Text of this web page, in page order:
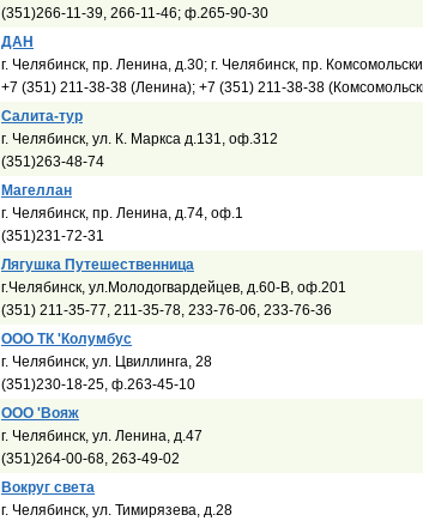
(351)266-11-39, 266-11-46; ф.265-90-30
ДАН
г. Челябинск, пр. Ленина, д.30; г. Челябинск, пр.
+7 (351) 211-38-38 (Ленина); +7 (351) 211-38-38
Салита-тур
г. Челябинск, ул. К. Маркса д.131, оф.312
(351)263-48-74
Магеллан
г. Челябинск, пр. Ленина, д.74, оф.1
(351)231-72-31
Лягушка Путешественница
г.Челябинск, ул.Молодогвардейцев, д.60-В, оф.201
(351) 211-35-77, 211-35-78, 233-76-06, 233-76-36
ООО ТК 'Колумбус
г. Челябинск, ул. Цвиллинга, 28
(351)230-18-25, ф.263-45-10
ООО 'Вояж
г. Челябинск, ул. Ленина, д.47
(351)264-00-68, 263-49-02
Вокруг света
г. Челябинск, ул. Тимирязева, д.28